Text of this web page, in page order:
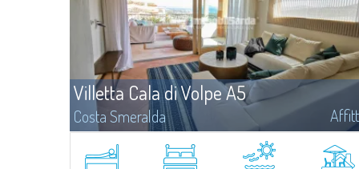
Villetta Cala di Volpe A5
Costa Smeralda
​Nuova elegante villetta inserita in un complesso residenziale di
recente costruzione a due passi da Porto Cervo, affacciato sulla